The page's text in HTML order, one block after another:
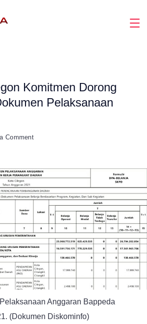
Komitmen Dorong
Pelaksanaan
Commenton
Dorong
OPD
Buka
Dokumen
Pelaksanaan
Anggaran
Anggaran Bappeda
(Dokumen Diskominfo)